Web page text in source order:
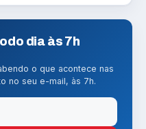
dia às 7h
o que acontece nas
no seu e-mail, às 7h.